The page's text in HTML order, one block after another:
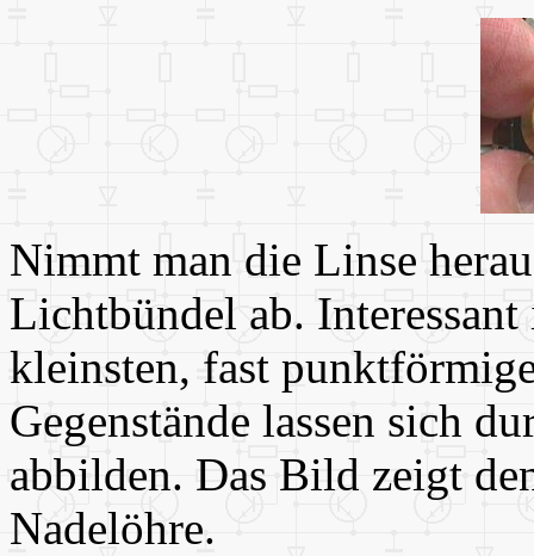
Nimmt man die Linse
Lichtbündel ab. Interessant
kleinsten, fast
Gegenstände lassen sich
abbilden. Das Bild zeigt
Nadelöhre.